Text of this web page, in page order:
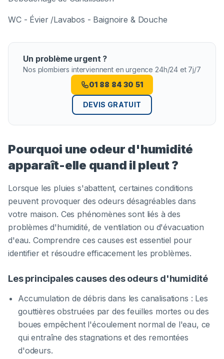
WC - Évier /Lavabos - Baignoire & Douche
Un problème urgent ?
Nos plombiers interviennent en urgence 24h/24 et 7j/7
01 88 84 30 51
DEVIS GRATUIT
Pourquoi une odeur d'humidité
apparaît-elle quand il pleut ?
Lorsque les pluies s'abattent, certaines conditions
peuvent provoquer des odeurs désagréables dans
votre maison. Ces phénomènes sont liés à des
problèmes d'humidité, de ventilation ou d'évacuation
d'eau. Comprendre ces causes est essentiel pour
identifier et résoudre efficacement les problèmes.
Les principales causes des odeurs d'humidité
Accumulation de débris dans les canalisations : Les
gouttières obstruées par des feuilles mortes ou des
boues empêchent l'écoulement normal de l'eau, ce
qui entraîne des stagnations et des remontées
d'odeurs.